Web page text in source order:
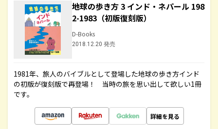
地球の歩き方 3 インド・ネパール 198
2-1983（初版復刻版）
D-Books
2018.12.20 発売
1981年、旅人のバイブルとして登場した地球の歩き方インド
の初版が復刻版で再登場！ 当時の旅を思い出して欲しい1冊
です。
詳細を見る